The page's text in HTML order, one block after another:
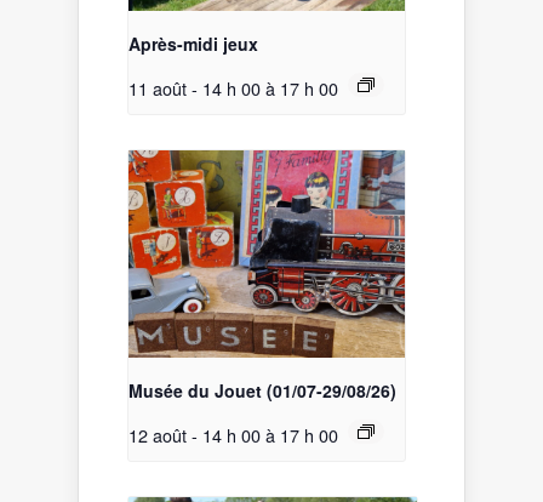
Après-midi jeux
11 août - 14 h 00à 17 h 00
Musée du Jouet (01/07-29/08/26)
12 août - 14 h 00à 17 h 00